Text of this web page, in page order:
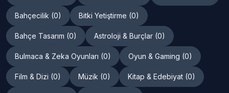
Bahçecilik (0) Bitki Yetiştirme (0)
Bahçe Tasarım (0) Astroloji & Burçlar (0)
Bulmaca & Zeka Oyunları (0) Oyun & Gaming (0)
Film & Dizi (0) Müzik (0) Kitap & Edebiyat (0)